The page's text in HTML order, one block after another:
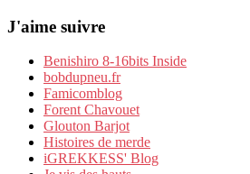
J'aime suivre
Benishiro 8-16bits Inside
bobdupneu.fr
Famicomblog
Forent Chavouet
Glouton Barjot
Histoires de merde
iGREKKESS' Blog